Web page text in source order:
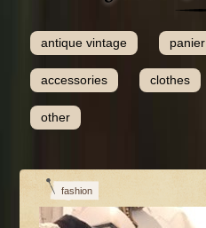
antique vintage panier
accessories clothes
other
fashion